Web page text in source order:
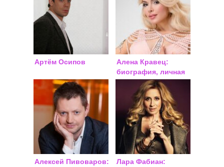
Артём Осипов
Алена Кравец:
биография, личная
жизнь, фото
Алексей Пивоваров:
Лара Фабиан: